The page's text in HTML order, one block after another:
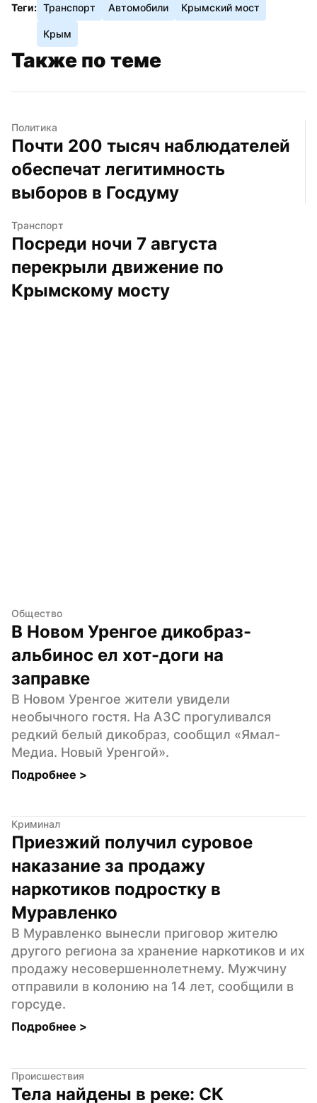
Теги: Транспорт Автомобили Крымский мост
Крым
Также по теме
Политика
Почти 200 тысяч наблюдателей
обеспечат легитимность
выборов в Госдуму
Транспорт
Посреди ночи 7 августа
перекрыли движение по
Крымскому мосту
Общество
В Новом Уренгое дикобраз-
альбинос ел хот-доги на
заправке
В Новом Уренгое жители увидели
необычного гостя. На АЗС прогуливался
редкий белый дикобраз, сообщил «Ямал-
Медиа. Новый Уренгой».
Подробнее >
Криминал
Приезжий получил суровое
наказание за продажу
наркотиков подростку в
Муравленко
В Муравленко вынесли приговор жителю
другого региона за хранение наркотиков и их
продажу несовершеннолетнему. Мужчину
отправили в колонию на 14 лет, сообщили в
горсуде.
Подробнее >
Происшествия
Тела найдены в реке: СК